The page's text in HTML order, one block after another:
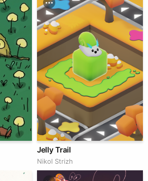
Jelly Trail
Nikol Strizh